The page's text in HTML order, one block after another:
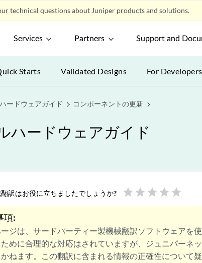
technical questions about Juniper products and solutions.
Services Partners Support and
Starts Validated Designs For
ードウェアガイド コンポーネントの更新
ハードウェアガイド
訳はお役に立ちましたでしょうか? star star star star star
項:
ジは、サードパーティー製機械翻訳ソフトウェアを
めに合理的な対応はされていますが、ジュニパーネ
ねます。この翻訳に含まれる情報の正確性について